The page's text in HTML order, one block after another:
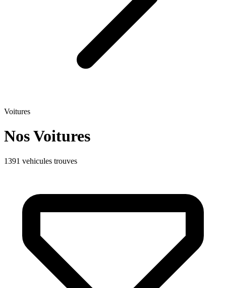
Voitures
Nos Voitures
1391 vehicules trouves